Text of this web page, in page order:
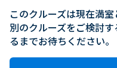
このクルーズは現在満室
別のクルーズをご検討
るまでお待ちください。